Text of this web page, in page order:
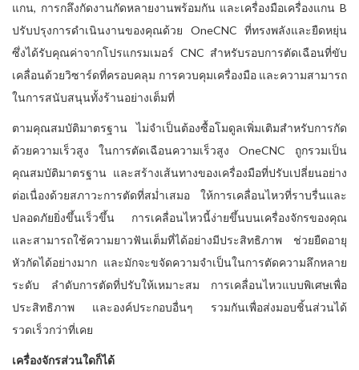
แกน, การกลึงกัดงานกัดหลายงานพร้อมกัน และเครื่องมือเครื่องแกน B
ปรับปรุงการดำเนินงานของคุณด้วย OneCNC ที่ทรงพลังและยืดหยุ่น
ซึ่งได้รับคุณค่าจากโปรแกรมเมอร์ CNC สำหรับรอบการตัดเฉือนที่ขับ
เคลื่อนด้วยวิซาร์ดที่ครอบคลุม การควบคุมเครื่องมือ และความสามารถ
ในการสนับสนุนทั้งร้านอย่างเต็มที่
ตามคุณสมบัติมาตรฐาน ไม่จำเป็นต้องซื้อโมดูลเพิ่มเติมสำหรับการกัด
ด้วยความเร็วสูง ในการตัดเฉือนความเร็วสูง OneCNC ถูกรวมเป็น
คุณสมบัติมาตรฐาน และสร้างเส้นทางของเครื่องมือที่ปรับเปลี่ยนอย่าง
ต่อเนื่องด้วยสภาวะการตัดที่สม่ำเสมอ ให้การเคลื่อนไหวที่ราบรื่นและ
ปลอดภัยยิ่งขึ้นเร็วขึ้น การเคลื่อนไหวนี้ง่ายขึ้นบนเครื่องจักรของคุณ
และสามารถใช้ความยาวฟันเต็มที่ได้อย่างมีประสิทธิภาพ ช่วยยืดอายุ
หัวกัดได้อย่างมาก และมักจะขจัดความจำเป็นในการตัดความลึกหลาย
ระดับ ลำดับการตัดที่ปรับให้เหมาะสม การเคลื่อนไหวแบบพิเศษเพื่อ
ประสิทธิภาพ และองค์ประกอบอื่นๆ รวมกันเพื่อส่งมอบชิ้นส่วนได้
รวดเร็วกว่าที่เคย
เครื่องจักรส่วนใดก็ได้